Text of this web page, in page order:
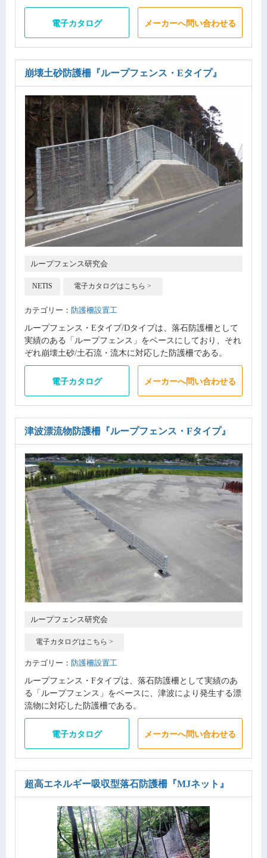
電子カタログ メーカーへ問い合わせる
崩壊土砂防護柵 『ループフェンス・Eタイプ』
ループフェンス研究会
NETIS 電子カタログはこちら >
カテゴリー： 防護柵設置工
ループフェンス・Eタイプ/Dタイプは、落石防護柵として
実績のある「ループフェンス」をベースにしており、それ
ぞれ崩壊土砂/土石流・流木に対応した防護柵である。
電子カタログ メーカーへ問い合わせる
津波漂流物防護柵 『ループフェンス・Fタイプ』
ループフェンス研究会
電子カタログはこちら >
カテゴリー： 防護柵設置工
ループフェンス・Fタイプは、落石防護柵として実績のあ
る「ループフェンス」をベースに、津波により発生する漂
流物に対応した防護柵である。
電子カタログ メーカーへ問い合わせる
超高エネルギー吸収型落石防護柵 『MJネット』